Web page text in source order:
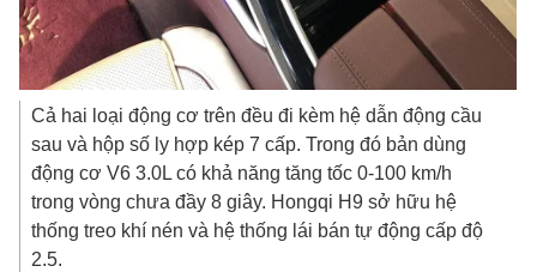
Cả hai loại động cơ trên đều đi kèm hệ dẫn động cầu
sau và hộp số ly hợp kép 7 cấp. Trong đó bản dùng
động cơ V6 3.0L có khả năng tăng tốc 0-100 km/h
trong vòng chưa đầy 8 giây. Hongqi H9 sở hữu hệ
thống treo khí nén và hệ thống lái bán tự động cấp độ
2.5.